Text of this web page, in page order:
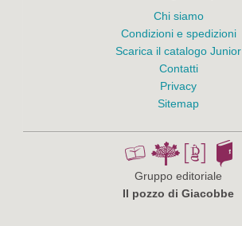
Chi siamo
Condizioni e spedizioni
Scarica il catalogo Junior
Contatti
Privacy
Sitemap
Gruppo editoriale
Il pozzo di Giacobbe